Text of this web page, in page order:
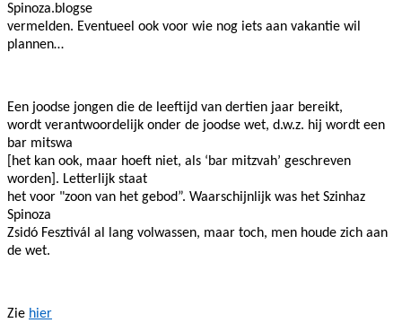
Spinoza.blogse
vermelden. Eventueel ook voor wie nog iets aan vakantie wil
plannen…
Een joodse jongen die de leeftijd van dertien jaar bereikt,
wordt verantwoordelijk onder de joodse wet, d.w.z. hij wordt een
bar mitswa
[het kan ook, maar hoeft niet, als ‘bar mitzvah’ geschreven
worden]. Letterlijk staat
het voor "zoon van het gebod”. Waarschijnlijk was het Szinhaz
Spinoza
Zsidó Fesztivál al lang volwassen, maar toch, men houde zich aan
de wet.
Zie hier